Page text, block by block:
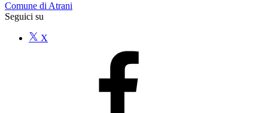
Comune di Atrani
Seguici su
X